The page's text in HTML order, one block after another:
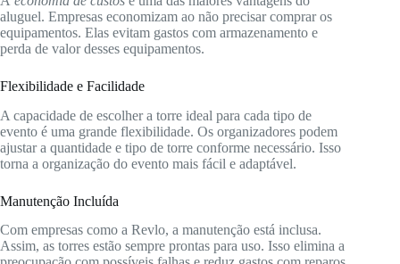
aluguel. Empresas economizam ao não precisar comprar os
equipamentos. Elas evitam gastos com armazenamento e
perda de valor desses equipamentos.
Flexibilidade e Facilidade
A capacidade de escolher a torre ideal para cada tipo de
evento é uma grande flexibilidade. Os organizadores podem
ajustar a quantidade e tipo de torre conforme necessário. Isso
torna a organização do evento mais fácil e adaptável.
Manutenção Incluída
Com empresas como a Revlo, a manutenção está inclusa.
Assim, as torres estão sempre prontas para uso. Isso elimina a